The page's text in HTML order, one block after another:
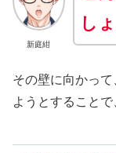
新庭紺
し
その壁に向かっ
ようとすることで